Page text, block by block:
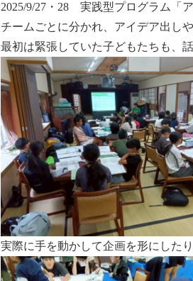
2025/9/27・28 実践型プログラム「
チームごとに分かれ、アイデア出し
最初は緊張していた子どもたちも、
実際に手を動かして企画を形にした